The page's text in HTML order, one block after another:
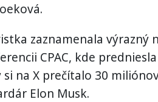
zaznamenala výrazný
CPAC, kde
na X prečítalo 30
Elon Musk.